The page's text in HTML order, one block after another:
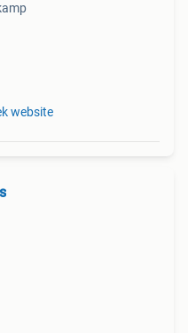
website